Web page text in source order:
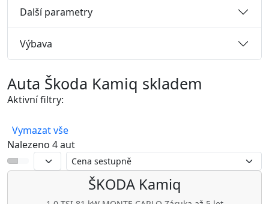
Další parametry
Výbava
Auta Škoda Kamiq skladem
Aktivní filtry:
Vymazat vše
Nalezeno 4 aut
ŠKODA Kamiq